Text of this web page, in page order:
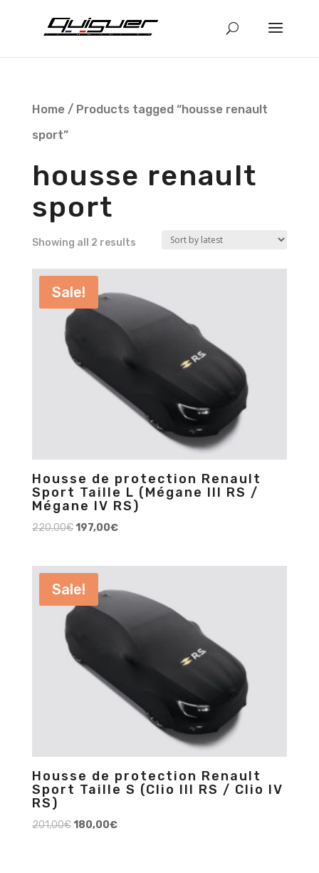
Home/ Products tagged “housse renault
sport”
housse renault
sport
Showing all 2 results
Sale!
Housse de protection Renault
Sport Taille L (Mégane III RS /
Mégane IV RS)
220,00€197,00€
Sale!
Housse de protection Renault
Sport Taille S (Clio III RS / Clio IV
RS)
201,00€180,00€